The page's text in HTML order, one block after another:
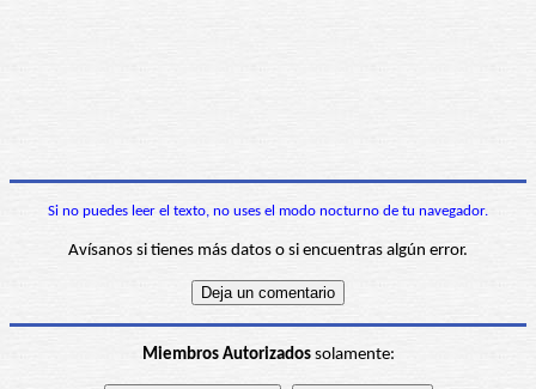
Si no puedes leer el texto, no uses el modo nocturno de tu navegador.
Avísanos si tienes más datos o si encuentras algún error.
Miembros Autorizadossolamente: